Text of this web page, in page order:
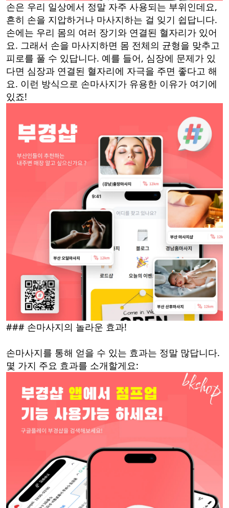
손은 우리 일상에서 정말 자주 사용되는 부위인데요,
흔히 손을 지압하거나 마사지하는 걸 잊기 쉽답니다.
손에는 우리 몸의 여러 장기와 연결된 혈자리가 있어
요. 그래서 손을 마사지하면 몸 전체의 균형을 맞추고
피로를 풀 수 있답니다. 예를 들어, 심장에 문제가 있
다면 심장과 연결된 혈자리에 자극을 주면 좋다고 해
요. 이런 방식으로 손마사지가 유용한 이유가 여기에
있죠!
### 손마사지의 놀라운 효과!
손마사지를 통해 얻을 수 있는 효과는 정말 많답니다.
몇 가지 주요 효과를 소개할게요: